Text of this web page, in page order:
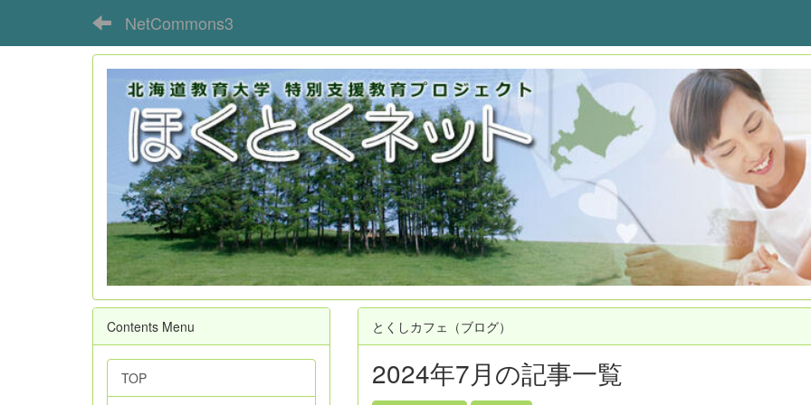
NetCommons3
とくしカフェ（ブログ）
2024年7月の記事一覧
Contents Menu
TOP